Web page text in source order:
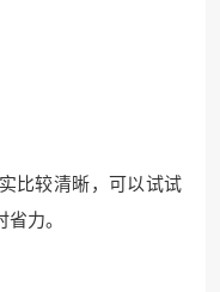
比较清晰，可以试试
力。